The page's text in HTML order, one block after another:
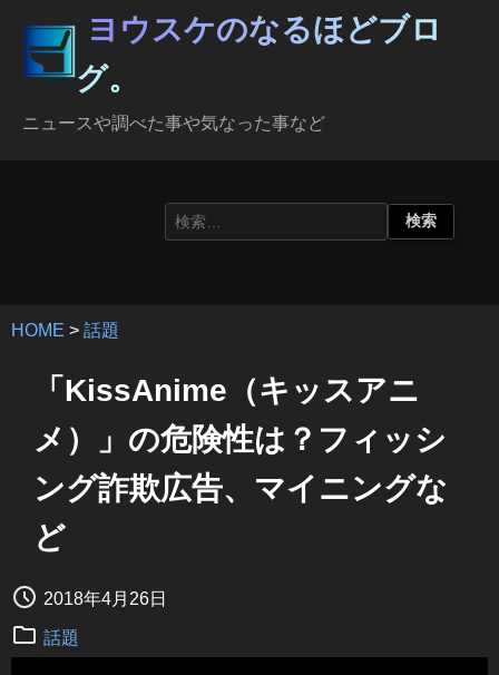
ヨウスケのなるほどブロ
グ。
ニュースや調べた事や気なった事など
HOME > 話題
「KissAnime（キッスアニ
メ）」の危険性は？フィッシ
ング詐欺広告、マイニングな
ど
2018年4月26日
話題